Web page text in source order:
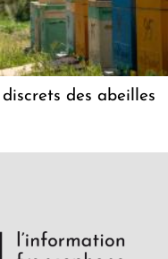
des abeilles